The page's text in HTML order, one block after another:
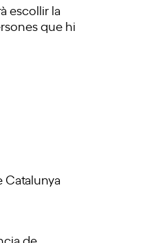
escollir la
que hi
Catalunya
de